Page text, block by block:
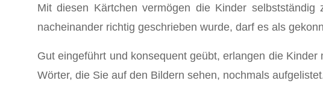
Mit diesen Kärtchen vermögen die Kinder
nacheinander richtig geschrieben wurde, darf es als
Gut eingeführt und konsequent geübt, erlangen die
Wörter, die Sie auf den Bildern sehen, nochmals